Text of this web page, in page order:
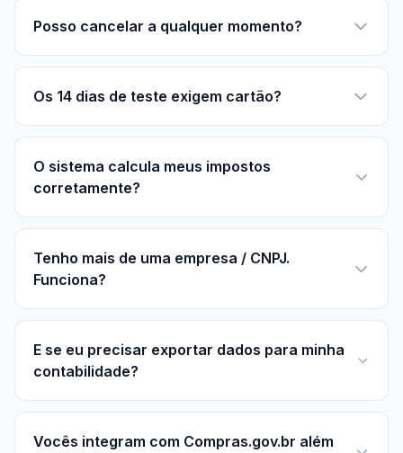
Posso cancelar a qualquer momento?
Os 14 dias de teste exigem cartão?
O sistema calcula meus impostos
corretamente?
Tenho mais de uma empresa / CNPJ.
Funciona?
E se eu precisar exportar dados para minha
contabilidade?
Vocês integram com Compras.gov.br além